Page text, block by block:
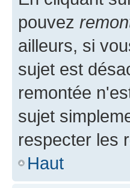
pouvez
ailleurs, si
sujet est
remontée
sujet
respecter les
Haut